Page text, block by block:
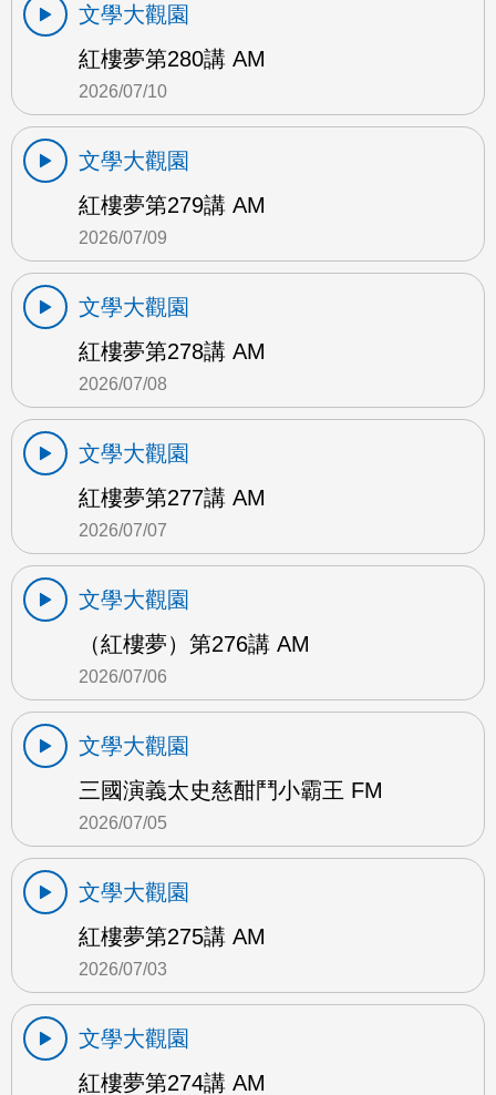
文學大觀園
紅樓夢第280講 AM
2026/07/10
文學大觀園
紅樓夢第279講 AM
2026/07/09
文學大觀園
紅樓夢第278講 AM
2026/07/08
文學大觀園
紅樓夢第277講 AM
2026/07/07
文學大觀園
（紅樓夢）第276講 AM
2026/07/06
文學大觀園
三國演義太史慈酣鬥小霸王 FM
2026/07/05
文學大觀園
紅樓夢第275講 AM
2026/07/03
文學大觀園
紅樓夢第274講 AM